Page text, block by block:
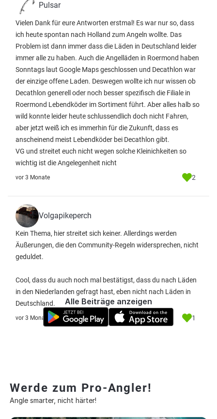
Pulsar
Vielen Dank für eure Antworten erstmal! Es war nur so, dass
ich heute spontan nach Holland zum Angeln wollte. Das
Problem ist dann immer dass die Läden in Deutschland leider
immer alle zu haben. Auch die Angelläden in Roermond haben
Sonntags laut Google Maps geschlossen und Decathlon war
der einzige offene Laden. Deswegen wollte ich nur wissen ob
Decathlon generell oder noch besser spezifisch die Filiale in
Roermond Lebendköder im Sortiment führt. Aber alles halb so
wild konnte leider heute schlussendlich doch nicht Fahren,
aber jetzt weiß ich es immerhin für die Zukunft, dass es
anscheinend meist Lebendköder bei Decathlon gibt.
VG und streitet euch nicht wegen solche Kleinichkeiten so
wichtig ist die Angelegenheit nicht
vor 3 Monate 2
Volgapikeperch
Kein Thema, hier streitet sich keiner. Allerdings werden
Äußerungen, die den Community-Regeln widersprechen, nicht
geduldet.
Cool, dass du auch noch mal bestätigst, dass du nach Läden
in den Niederlanden gefragt hast, eben nicht nach Läden in
Deutschland.
vor 3 Monate 1
Alle Beiträge anzeigen
Werde zum Pro-Angler!
Angle smarter, nicht härter!